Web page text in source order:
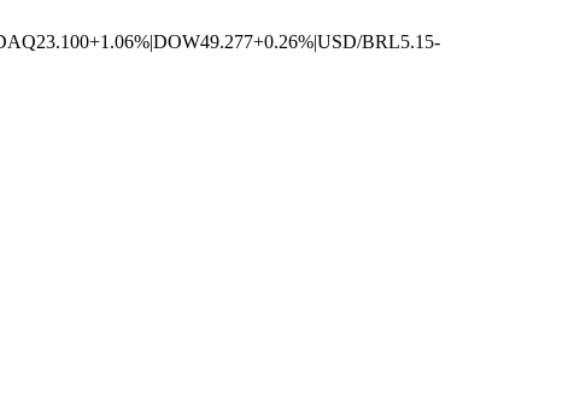
23.100+1.06%|DOW49.277+0.26%|USD/BRL5.15-